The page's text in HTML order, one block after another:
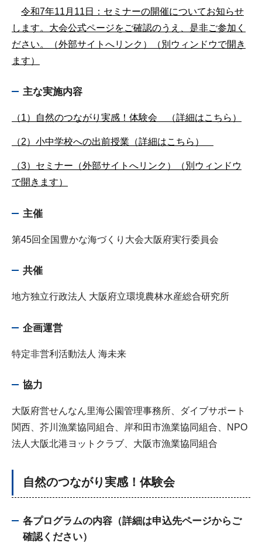
令和7年11月11日：セミナーの開催についてお知らせ
します。大会公式ページをご確認のうえ、是非ご参加く
ださい。（外部サイトへリンク）（別ウィンドウで開き
ます）
主な実施内容
（1）自然のつながり実感！体験会 （詳細はこちら）
（2）小中学校への出前授業（詳細はこちら）
（3）セミナー（外部サイトへリンク）（別ウィンドウ
で開きます）
主催
第45回全国豊かな海づくり大会大阪府実行委員会
共催
地方独立行政法人 大阪府立環境農林水産総合研究所
企画運営
特定非営利活動法人 海未来
協力
大阪府営せんなん里海公園管理事務所、ダイブサポート
関西、芥川漁業協同組合、岸和田市漁業協同組合、NPO
法人大阪北港ヨットクラブ、大阪市漁業協同組合
自然のつながり実感！体験会
各プログラムの内容（詳細は申込先ページからご
確認ください）